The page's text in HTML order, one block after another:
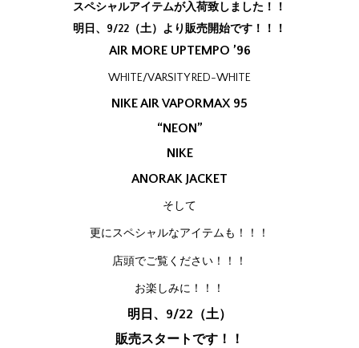
スペシャルアイテムが入荷致しました！！
明日、9/22（土）より販売開始です！！！
AIR MORE UPTEMPO ’96
WHITE/VARSITY RED-WHITE
NIKE AIR VAPORMAX 95
“NEON”
NIKE
ANORAK JACKET
そして
更にスペシャルなアイテムも！！！
店頭でご覧ください！！！
お楽しみに！！！
明日、9/22（土）
販売スタートです！！